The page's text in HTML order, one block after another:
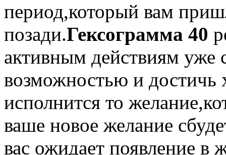
период,который вам
позади.Гексограмма 40
активным действиям уже
возможностью и достичь
исполнится то
ваше новое желание
вас ожидает появление в